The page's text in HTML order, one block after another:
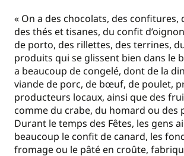
« On a des chocolats, des confitures,
des thés et tisanes, du confit
de porto, des rillettes, des terrines,
produits qui se glissent bien dans le
a beaucoup de congelé, dont de la
viande de porc, de bœuf, de poulet,
producteurs locaux, ainsi que des
comme du crabe, du homard ou des
Durant le temps des Fêtes, les gens
beaucoup le confit de canard, les
fromage ou le pâté en croûte,